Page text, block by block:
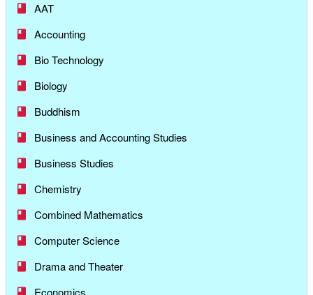
AAT
Accounting
Bio Technology
Biology
Buddhism
Business and Accounting Studies
Business Studies
Chemistry
Combined Mathematics
Computer Science
Drama and Theater